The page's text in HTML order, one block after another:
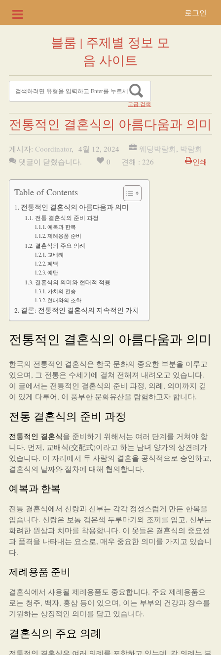
로그인
블룸 | 주제별 정보 모
음 사이트
고급 검색
전통적인 결혼식의 아름다움과 의미
게시자: Coordinator, 4월 12, 2024 웨딩박람회, 박람회
댓글이 닫혔습니다.
0 견해 : 226 인쇄
Table of Contents
전통적인 결혼식의 아름다움과 의미
전통 결혼식의 준비 과정
예복과 한복
제례용품 준비
결혼식의 주요 의례
교배례
폐백
예단
결혼식의 의미와 현대적 적용
가치의 전승
현대와의 조화
결론: 전통적인 결혼식의 지속적인 가치
전통적인 결혼식의 아름다움과 의미
한국의 전통적인 결혼식은 한국 문화의 중요한 부분을 이루고
있으며, 그 전통은 수세기에 걸쳐 전해져 내려오고 있습니다.
이 글에서는 전통적인 결혼식의 준비 과정, 의례, 의미까지 깊
이 있게 다루어, 이 풍부한 문화유산을 탐험하고자 합니다.
전통 결혼식의 준비 과정
전통적인 결혼식을 준비하기 위해서는 여러 단계를 거쳐야 합
니다. 먼저, 교배식(交配式)이라고 하는 남녀 양가의 상견례가
있습니다. 이 자리에서 두 사람의 결혼을 공식적으로 승인하고,
결혼식의 날짜와 절차에 대해 협의합니다.
예복과 한복
전통 결혼식에서 신랑과 신부는 각각 정성스럽게 만든 한복을
입습니다. 신랑은 보통 검은색 두루마기와 조끼를 입고, 신부는
화려한 원삼과 치마를 착용합니다. 이 옷들은 결혼식의 중요성
과 품격을 나타내는 요소로, 매우 중요한 의미를 가지고 있습니
다.
제례용품 준비
결혼식에서 사용될 제례용품도 중요합니다. 주요 제례용품으
로는 청주, 백자, 홍삼 등이 있으며, 이는 부부의 건강과 장수를
기원하는 상징적인 의미를 담고 있습니다.
결혼식의 주요 의례
전통적인 결혼식은 여러 의례를 포함하고 있는데, 각 의례는 부